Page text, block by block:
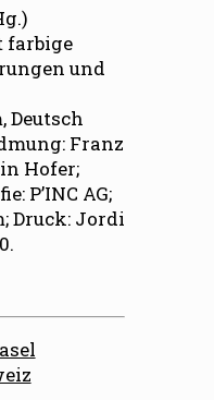
farbige
und
Deutsch
Franz
Hofer;
P’INC AG;
Druck: Jordi